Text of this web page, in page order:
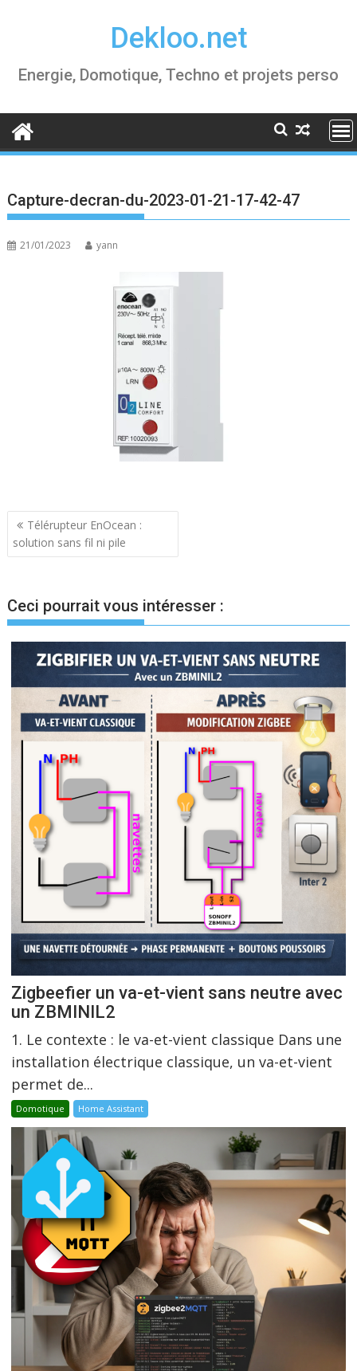
Dekloo.net
Energie, Domotique, Techno et projets perso
Capture-decran-du-2023-01-21-17-42-47
21/01/2023 yann
Navigation
de
Télérupteur EnOcean :
solution sans fil ni pile
Ceci pourrait vous intéresser :
Zigbeefier un va-et-vient sans neutre avec
un ZBMINIL2
1. Le contexte : le va-et-vient classique Dans une
installation électrique classique, un va-et-vient
permet de...
Domotique Home Assistant